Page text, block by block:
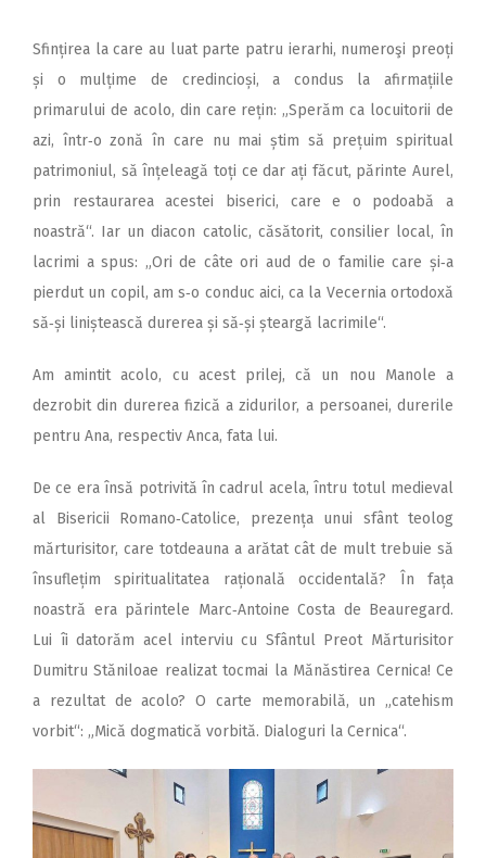
Sfințirea la care au luat parte patru ierarhi, numeroşi preoți
și o mulțime de credincioși, a condus la afirmațiile
primarului de acolo, din care rețin: „Sperăm ca locuitorii de
azi, într‑o zonă în care nu mai știm să prețuim spiritual
patrimoniul, să înțeleagă toți ce dar ați făcut, părinte Aurel,
prin restaurarea acestei biserici, care e o podoabă a
noastră“. Iar un diacon catolic, căsătorit, consilier local, în
lacrimi a spus: „Ori de câte ori aud de o familie care ­­și‑a
pierdut un copil, am s‑o conduc aici, ca la Vecernia ortodoxă
să‑și liniștească durerea și să‑și șteargă lacrimile“.
Am amintit acolo, cu acest prilej, că un nou Manole a
dezrobit din durerea fizică a zidurilor, a persoanei, durerile
pentru Ana, respectiv Anca, fata lui.
De ce era însă potrivită în cadrul acela, întru totul medieval
al Bisericii Romano‑Catolice, prezența unui sfânt teolog
mărturisitor, care totdeauna a arătat cât de mult trebuie să
însuflețim spiritualitatea rațională occidentală? În fața
noastră era părintele Marc‑Antoine Costa de Beauregard.
Lui îi datorăm acel interviu cu Sfântul Preot Mărturisitor
Dumitru Stăniloae realizat tocmai la Mănăstirea Cernica! Ce
a rezultat de acolo? O carte memorabilă, un „catehism
vorbit“: „Mică dogmatică vorbită. Dialoguri la Cernica“.